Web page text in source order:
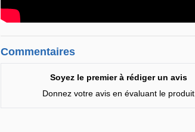
Commentaires
Soyez le premier à rédiger un avis
Donnez votre avis en évaluant le produit